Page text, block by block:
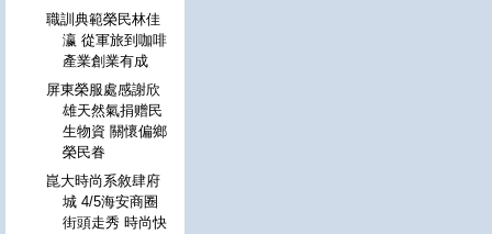
職訓典範榮民林佳
瀛 從軍旅到咖啡
產業創業有成
屏東榮服處感謝欣
雄天然氣捐赠民
生物資 關懷偏鄉
榮民眷
崑大時尚系敘肆府
城 4/5海安商圈
街頭走秀 時尚快